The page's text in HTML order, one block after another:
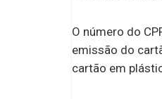
O número do
emissão do
cartão em